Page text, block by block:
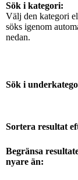
Sök i kategori:
Välj den kategori
söks igenom
nedan.
Sök i
Sortera resultat
Begränsa
nyare än: